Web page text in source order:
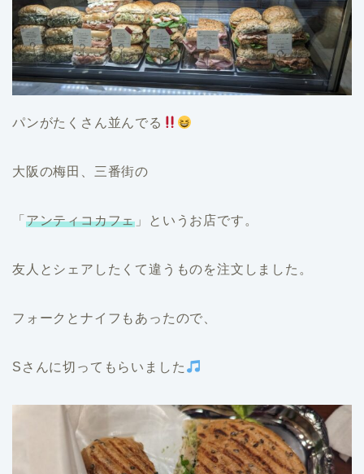
パンがたくさん並んでる
大阪の梅田、三番街の
「 アンティコカフェ 」というお店です。
友人とシェアしたくて違うものを注文しました。
フォークとナイフもあったので、
Sさんに切ってもらいました